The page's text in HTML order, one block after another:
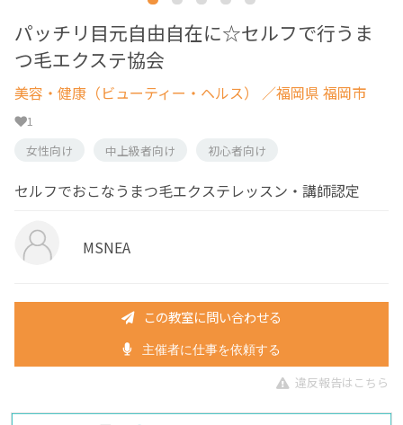
パッチリ目元自由自在に☆セルフで行うま
つ毛エクステ協会
美容・健康（ビューティー・ヘルス） ／福岡県 福岡市
1
女性向け
中上級者向け 初心者向け
セルフでおこなうまつ毛エクステレッスン・講師認定
MSNEA
この教室に問い合わせる
主催者に仕事を依頼する
違反報告はこちら